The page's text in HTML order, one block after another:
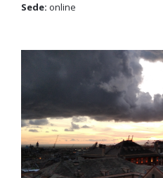
Sede: online